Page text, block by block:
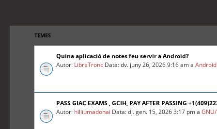
TEMES
Quina aplicació de notes feu servir a Android?
Autor: LibreTronc Data: dv. juny 26, 2026 9:16 am aAndroid
PASS GIAC EXAMS , GCIH, PAY AFTER PASSING
Autor: hilliumadonai Data: dj. gen. 15, 2026 3:17 pm a